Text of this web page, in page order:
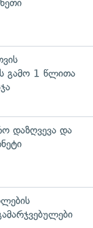
გამო 1 წლითა
დაზღვევა და